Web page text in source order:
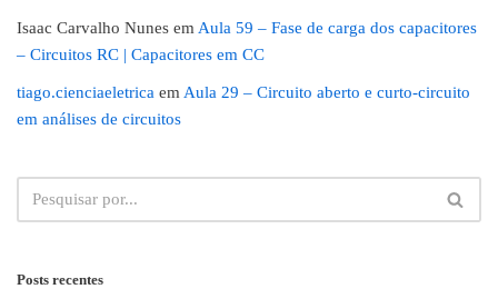
Isaac Carvalho Nunes em Aula 59 – Fase de carga dos capacitores
– Circuitos RC | Capacitores em CC
tiago.cienciaeletrica em Aula 29 – Circuito aberto e curto-circuito
em análises de circuitos
Posts recentes